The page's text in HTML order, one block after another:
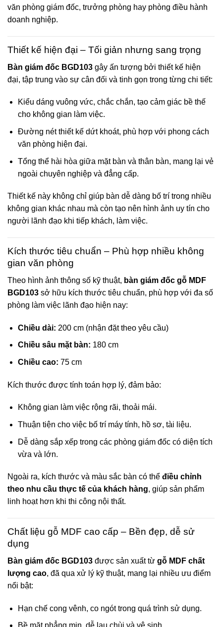
văn phòng giám đốc, trưởng phòng hay phòng điều hành
doanh nghiệp.
Thiết kế hiện đại – Tối giản nhưng sang trọng
Bàn giám đốc BGD103 gây ấn tượng bởi thiết kế hiện
đại, tập trung vào sự cân đối và tinh gọn trong từng chi tiết:
Kiểu dáng vuông vức, chắc chắn, tạo cảm giác bề thế
cho không gian làm việc.
Đường nét thiết kế dứt khoát, phù hợp với phong cách
văn phòng hiện đại.
Tổng thể hài hòa giữa mặt bàn và thân bàn, mang lại vẻ
ngoài chuyên nghiệp và đẳng cấp.
Thiết kế này không chỉ giúp bàn dễ dàng bố trí trong nhiều
không gian khác nhau mà còn tạo nên hình ảnh uy tín cho
người lãnh đạo khi tiếp khách, làm việc.
Kích thước tiêu chuẩn – Phù hợp nhiều không
gian văn phòng
Theo hình ảnh thông số kỹ thuật, bàn giám đốc gỗ MDF
BGD103 sở hữu kích thước tiêu chuẩn, phù hợp với đa số
phòng làm việc lãnh đạo hiện nay:
Chiều dài: 200 cm (nhận đặt theo yêu cầu)
Chiều sâu mặt bàn: 180 cm
Chiều cao: 75 cm
Kích thước được tính toán hợp lý, đảm bảo:
Không gian làm việc rộng rãi, thoải mái.
Thuận tiện cho việc bố trí máy tính, hồ sơ, tài liệu.
Dễ dàng sắp xếp trong các phòng giám đốc có diện tích
vừa và lớn.
Ngoài ra, kích thước và màu sắc bàn có thể điều chỉnh
theo nhu cầu thực tế của khách hàng, giúp sản phẩm
linh hoạt hơn khi thi công nội thất.
Chất liệu gỗ MDF cao cấp – Bền đẹp, dễ sử
dụng
Bàn giám đốc BGD103 được sản xuất từ gỗ MDF chất
lượng cao, đã qua xử lý kỹ thuật, mang lại nhiều ưu điểm
nổi bật:
Hạn chế cong vênh, co ngót trong quá trình sử dụng.